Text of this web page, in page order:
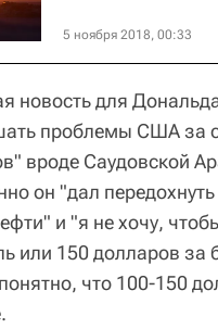
5 ноября 2018, 00:33
новость для
проблемы США за
вроде Саудовской
он "дал
и "я не хочу,
или 150 долларов за
что 100-150